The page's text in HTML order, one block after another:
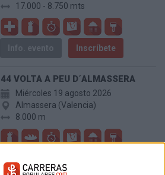
17.000 - 8.750 mts
Info. evento Inscríbete
44 VOLTA A PEU D´ALMASSERA
Miércoles 19 agosto 2026
Almassera (Valencia)
8.000 m